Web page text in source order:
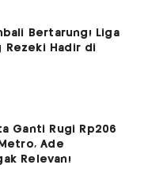
Bertarung! Liga
Rezeki Hadir di
Ganti Rugi Rp206
Ade
Relevan!